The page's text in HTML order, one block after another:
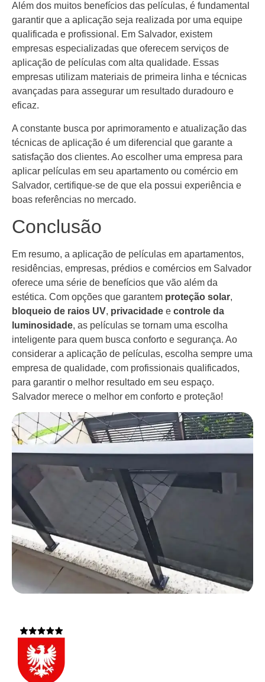
Além dos muitos benefícios das películas, é fundamental
garantir que a aplicação seja realizada por uma equipe
qualificada e profissional. Em Salvador, existem
empresas especializadas que oferecem serviços de
aplicação de películas com alta qualidade. Essas
empresas utilizam materiais de primeira linha e técnicas
avançadas para assegurar um resultado duradouro e
eficaz.
A constante busca por aprimoramento e atualização das
técnicas de aplicação é um diferencial que garante a
satisfação dos clientes. Ao escolher uma empresa para
aplicar películas em seu apartamento ou comércio em
Salvador, certifique-se de que ela possui experiência e
boas referências no mercado.
Conclusão
Em resumo, a aplicação de películas em apartamentos,
residências, empresas, prédios e comércios em Salvador
oferece uma série de benefícios que vão além da
estética. Com opções que garantem proteção solar,
bloqueio de raios UV, privacidade e controle da
luminosidade, as películas se tornam uma escolha
inteligente para quem busca conforto e segurança. Ao
considerar a aplicação de películas, escolha sempre uma
empresa de qualidade, com profissionais qualificados,
para garantir o melhor resultado em seu espaço.
Salvador merece o melhor em conforto e proteção!